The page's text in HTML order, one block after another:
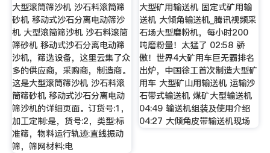
大型滚筒筛沙机 沙石料滚筒筛
砂机 移动式沙石分离电动筛沙
机 大型滚筒筛沙机 沙石料滚筒
筛砂机 移动式沙石分离电动筛
沙机，筛选设备，这里云集了众
多的供应商，采购商，制造商。
这是大型滚筒筛沙机 沙石料滚
筒筛砂机 移动式沙石分离电动
筛沙机的详细页面。订货号:1，
加工定制:是，货号:2，类型:标
准筛，物料运行轨迹:直线振动
筛，筛网材料:电
大型矿用输送机 固定式矿用输
送机 大倾角输送机_腾讯视频采
石场大型磨粉机，每小时200
吨磨粉量！太猛了 02:58 骄
傲！世界4大矿用车巨无霸排名
出炉，中国徐工首次制造大型矿
用车 大型矿山用输送机 运输沙
石带式输送机 煤矿大型输送机
04:49 输送机组装及使用介绍
04:27 大倾角皮带输送机现场